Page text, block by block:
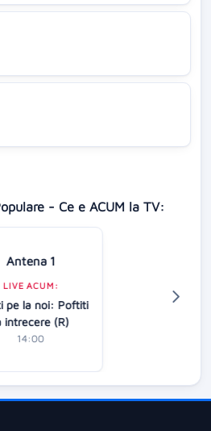
- Ce e ACUM la TV:
Antena 1
LIVE ACUM:
pe la noi: Poftiti
intrecere (R)
14:00